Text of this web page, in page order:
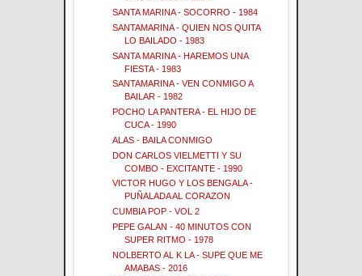
SANTA MARINA - SOCORRO - 1984
SANTAMARINA - QUIEN NOS QUITA
LO BAILADO - 1983
SANTA MARINA - HAREMOS UNA
FIESTA - 1983
SANTAMARINA - VEN CONMIGO A
BAILAR - 1982
POCHO LA PANTERA - EL HIJO DE
CUCA - 1990
ALAS - BAILA CONMIGO
DON CARLOS VIELMETTI Y SU
COMBO - EXCITANTE - 1990
VICTOR HUGO Y LOS BENGALA -
PUÑALADA AL CORAZON
CUMBIA POP - VOL 2
PEPE GALAN - 40 MINUTOS CON
SUPER RITMO - 1978
NOLBERTO AL K LA - SUPE QUE ME
AMABAS - 2016